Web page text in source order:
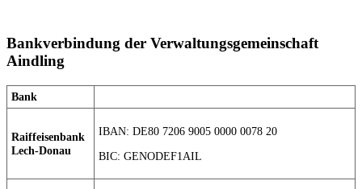
Bankverbindung der Verwaltungsgemeinschaft
Aindling
Bank
Raiffeisenbank
Lech-Donau
IBAN: DE80 7206 9005 0000 0078 20
BIC: GENODEF1AIL